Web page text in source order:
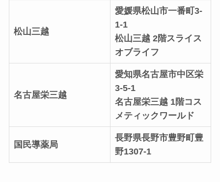
松山三越
愛媛県松山市一番町3-
1-1
松山三越 2階スライス
オブライフ
名古屋栄三越
愛知県名古屋市中区栄
3-5-1
名古屋栄三越 1階コス
メティックワールド
国民導薬局
長野県長野市豊野町豊
野1307-1